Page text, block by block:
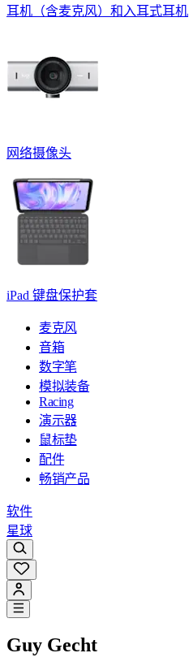
耳机（含麦克风）和入耳式耳机
网络摄像头
iPad 键盘保护套
麦克风
音箱
数字笔
模拟装备
Racing
演示器
鼠标垫
配件
畅销产品
软件
星球
Guy Gecht